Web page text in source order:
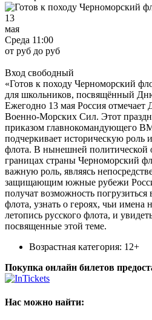
13
мая
Среда 11:00
от руб до руб
Вход свободный
«Готов к походу Черноморский
для школьников, посвящённый
Ежегодно 13 мая Россия отмечает
Военно-Морских Сил. Этот
приказом главнокомандующего
подчеркивает историческую роль
флота. В нынешней политической
границах страны Черноморский
важную роль, являясь
защищающим южные рубежи
получат возможность
флота, узнать о героях, чьи имена
летопись русского флота, и
посвященные этой теме.
Возрастная категория: 12+
Покупка онлайн билетов
Нас можно найти: